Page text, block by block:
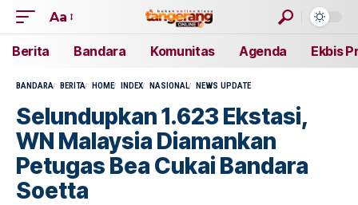
Aa
Berita Bandara Komunitas Agenda Ekbis
BANDARA BERITA HOME INDEX NASIONAL NEWS UPDATE
Selundupkan 1.623 Ekstasi,
WN Malaysia Diamankan
Petugas Bea Cukai Bandara
Soetta